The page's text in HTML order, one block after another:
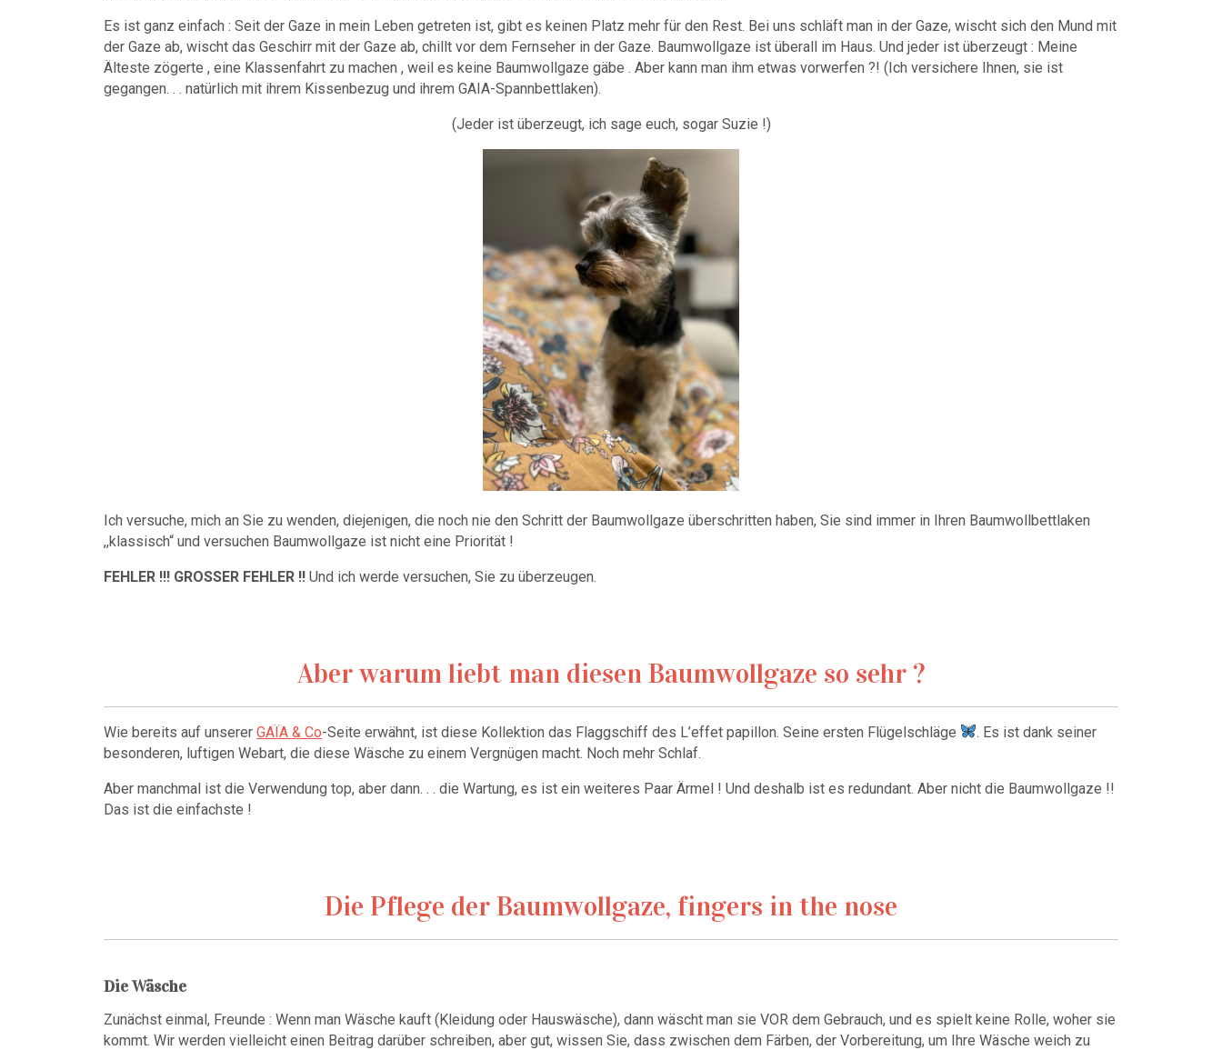
Es ist ganz einfach : Seit der Gaze in mein Leben getreten ist, gibt es keinen Platz mehr für den Rest. Bei uns schläft man in der Gaze, wischt sich den Mund mit
der Gaze ab, wischt das Geschirr mit der Gaze ab, chillt vor dem Fernseher in der Gaze. Baumwollgaze ist überall im Haus. Und jeder ist überzeugt : Meine
Älteste zögerte , eine Klassenfahrt zu machen , weil es keine Baumwollgaze gäbe . Aber kann man ihm etwas vorwerfen ?! (Ich versichere Ihnen, sie ist
gegangen. . . natürlich mit ihrem Kissenbezug und ihrem GAIA-Spannbettlaken).
(Jeder ist überzeugt, ich sage euch, sogar Suzie !)
Ich versuche, mich an Sie zu wenden, diejenigen, die noch nie den Schritt der Baumwollgaze überschritten haben, Sie sind immer in Ihren Baumwollbettlaken
,,klassisch“ und versuchen Baumwollgaze ist nicht eine Priorität !
FEHLER !!! GROSSER FEHLER !! Und ich werde versuchen, Sie zu überzeugen.
Aber warum liebt man diesen Baumwollgaze so sehr ?
Wie bereits auf unserer GAÏA & Co-Seite erwähnt, ist diese Kollektion das Flaggschiff des L’effet papillon. Seine ersten Flügelschläge
. Es ist dank seiner
besonderen, luftigen Webart, die diese Wäsche zu einem Vergnügen macht. Noch mehr Schlaf.
Aber manchmal ist die Verwendung top, aber dann. . . die Wartung, es ist ein weiteres Paar Ärmel ! Und deshalb ist es redundant. Aber nicht die Baumwollgaze !!
Das ist die einfachste !
Die Pflege der Baumwollgaze, fingers in the nose
Die Wäsche
Zunächst einmal, Freunde : Wenn man Wäsche kauft (Kleidung oder Hauswäsche), dann wäscht man sie VOR dem Gebrauch, und es spielt keine Rolle, woher sie
kommt. Wir werden vielleicht einen Beitrag darüber schreiben, aber gut, wissen Sie, dass zwischen dem Färben, der Vorbereitung, um Ihre Wäsche weich zu